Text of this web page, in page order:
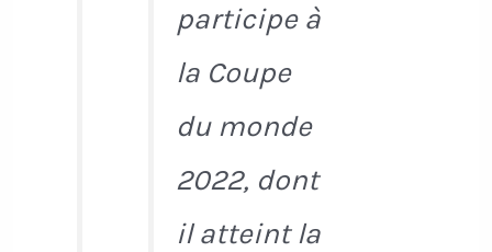
participe à
la Coupe
du monde
2022, dont
il atteint la